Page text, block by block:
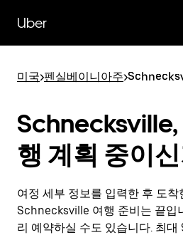
Uber
미국>펜실베이니아주>
Schnecksville,
행 계획 중이
여정 세부 정보를 입력한 후 도착
Schnecksville 여행 준비는 끝입
리 예약하실 수도 있습니다. 최